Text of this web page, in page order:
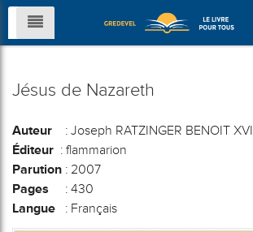
Jésus de Nazareth
Auteur : Joseph RATZINGER BENOIT XVI
Éditeur : flammarion
Parution : 2007
Pages : 430
Langue : Français